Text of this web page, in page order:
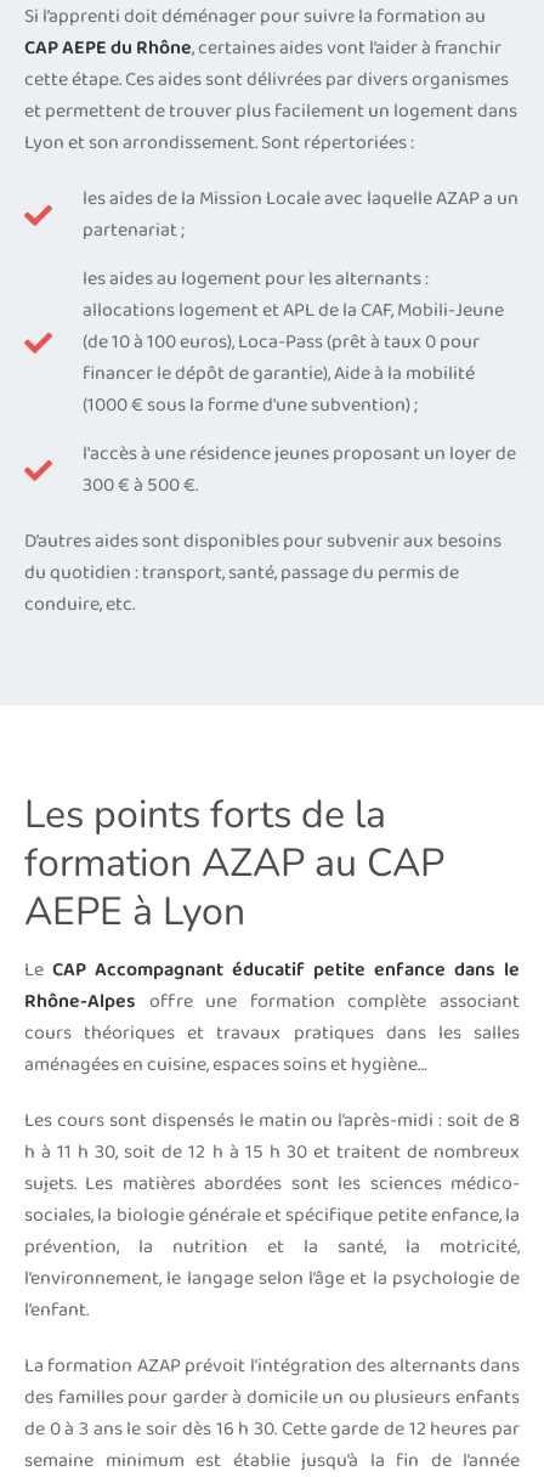
Si l’apprenti doit déménager pour suivre la formation au
CAP AEPE du Rhône, certaines aides vont l’aider à franchir
cette étape. Ces aides sont délivrées par divers organismes
et permettent de trouver plus facilement un logement dans
Lyon et son arrondissement. Sont répertoriées :
les aides de la Mission Locale avec laquelle AZAP a un
partenariat ;
les aides au logement pour les alternants :
allocations logement et APL de la CAF, Mobili-Jeune
(de 10 à 100 euros), Loca-Pass (prêt à taux 0 pour
financer le dépôt de garantie), Aide à la mobilité
(1000 € sous la forme d'une subvention) ;
l'accès à une résidence jeunes proposant un loyer de
300 € à 500 €.
D’autres aides sont disponibles pour subvenir aux besoins
du quotidien : transport, santé, passage du permis de
conduire, etc.
Les points forts de la
formation AZAP au CAP
AEPE à Lyon
Le CAP Accompagnant éducatif petite enfance dans le
Rhône-Alpes offre une formation complète associant
cours théoriques et travaux pratiques dans les salles
aménagées en cuisine, espaces soins et hygiène…
Les cours sont dispensés le matin ou l’après-midi : soit de 8
h à 11 h 30, soit de 12 h à 15 h 30 et traitent de nombreux
sujets. Les matières abordées sont les sciences médico-
sociales, la biologie générale et spécifique petite enfance, la
prévention, la nutrition et la santé, la motricité,
l’environnement, le langage selon l’âge et la psychologie de
l’enfant.
La formation AZAP prévoit l’intégration des alternants dans
des familles pour garder à domicile un ou plusieurs enfants
de 0 à 3 ans le soir dès 16 h 30. Cette garde de 12 heures par
semaine minimum est établie jusqu’à la fin de l’année